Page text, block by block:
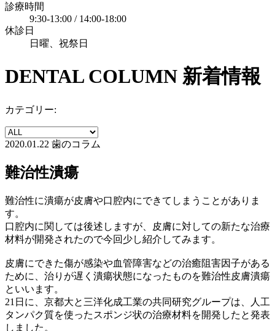
診療時間
9:30-13:00 / 14:00-18:00
休診日
日曜、祝祭日
DENTAL COLUMN 新着情報
カテゴリー:
2020.01.22 歯のコラム
難治性潰瘍
難治性に潰瘍が皮膚や口腔内にできてしまうことがありま
す。
口腔内に関しては後述しますが、皮膚に対しての新たな治療
材料が開発されたので今回少し紹介してみます。
皮膚にできた傷が感染や血管障害などの治癒阻害因子がある
ために、治りが遅く潰瘍状態になったものを難治性皮膚潰瘍
といいます。
21日に、京都大と三洋化成工業の共同研究グループは、人工
タンパク質を使ったスポンジ状の治療材料を開発したと発表
しました。